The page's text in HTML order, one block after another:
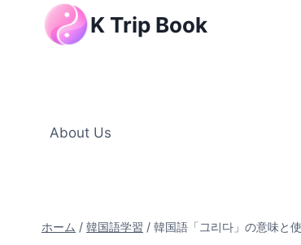
K Trip Book
About Us
ホーム / 韓国語学習 / 韓国語「그리다」の意味と